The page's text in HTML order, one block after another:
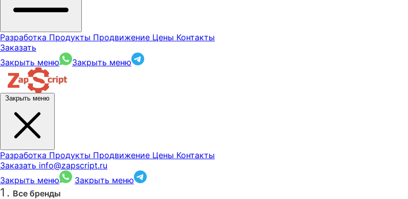
Разработка Продукты Продвижение Цены Контакты
Заказать
Закрыть меню
Закрыть меню
Закрыть меню
Разработка Продукты Продвижение Цены Контакты
Заказать info@zapscript.ru
Закрыть меню
Закрыть меню
Все бренды